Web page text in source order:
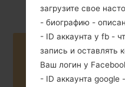
Buy
загрузите свое
- биографию -
- ID аккаунта у fb -
запись и оставлять
Ваш логин у
- ID аккаунта google